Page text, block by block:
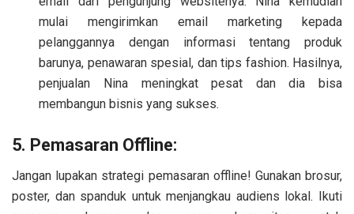
mulai mengirimkan email marketing kepada
pelanggannya dengan informasi tentang produk
barunya, penawaran spesial, dan tips fashion. Hasilnya,
penjualan Nina meningkat pesat dan dia bisa
membangun bisnis yang sukses.
5. Pemasaran Offline:
Jangan lupakan strategi pemasaran offline! Gunakan brosur,
poster, dan spanduk untuk menjangkau audiens lokal. Ikuti